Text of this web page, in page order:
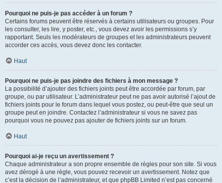
Pourquoi ne puis-je pas accéder à un forum ?
Certains forums peuvent être réservés à certains utilisateurs ou groupes. Pour
les consulter, les lire, y poster, etc., vous devez avoir les permissions s’y
rapportant. Seuls les modérateurs de groupes et les administrateurs peuvent
accorder ces accès, vous devez donc les contacter.
Haut
Pourquoi ne puis-je pas joindre des fichiers à mon message ?
La possibilité d’ajouter des fichiers joints peut être accordée par forum, par
groupe, ou par utilisateur. L’administrateur peut ne pas avoir autorisé l’ajout de
fichiers joints pour le forum dans lequel vous postez, ou peut-être que seul un
groupe peut en joindre. Contactez l’administrateur si vous ne savez pas
pourquoi vous ne pouvez pas ajouter de fichiers joints sur un forum.
Haut
Pourquoi ai-je reçu un avertissement ?
Chaque administrateur a son propre ensemble de règles pour son site. Si vous
avez dérogé à une règle, vous pouvez recevoir un avertissement. Notez que
c’est la décision de l’administrateur, et que phpBB Limited n’est pas concerné